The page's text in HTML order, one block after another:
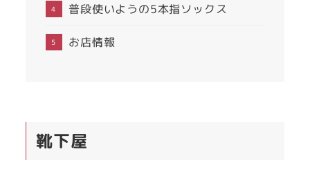
普段使いようの5本指ソックス
お店情報
靴下屋